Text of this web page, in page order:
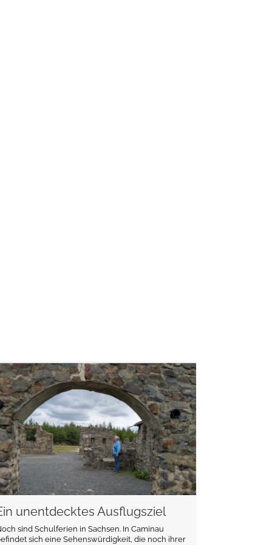
unentdecktes Ausflugsziel
sind Schulferien in Sachsen. In Caminau
sich eine Sehenswürdigkeit, die noch ihrer
weiterlesen